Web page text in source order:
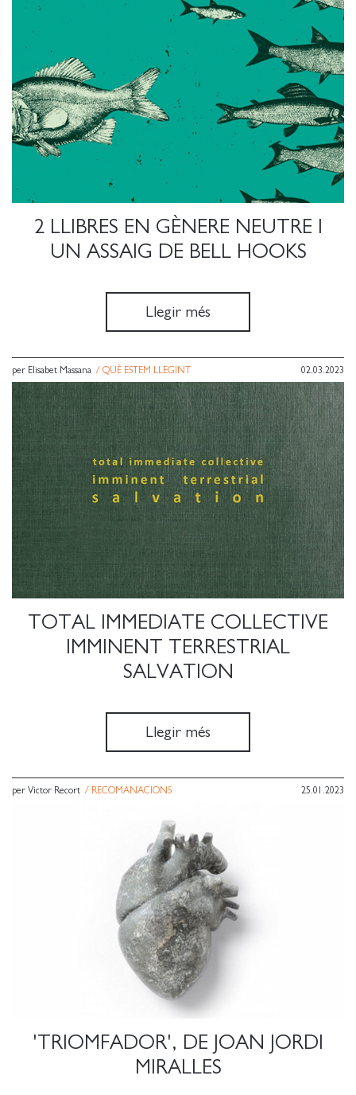
2 LLIBRES EN GÈNERE NEUTRE I
UN ASSAIG DE BELL HOOKS
Llegir més
per Elisabet Massana / QUÈ ESTEM LLEGINT 02.03.2023
TOTAL IMMEDIATE COLLECTIVE
IMMINENT TERRESTRIAL
SALVATION
Llegir més
per Victor Recort / RECOMANACIONS 25.01.2023
'TRIOMFADOR', DE JOAN JORDI
MIRALLES